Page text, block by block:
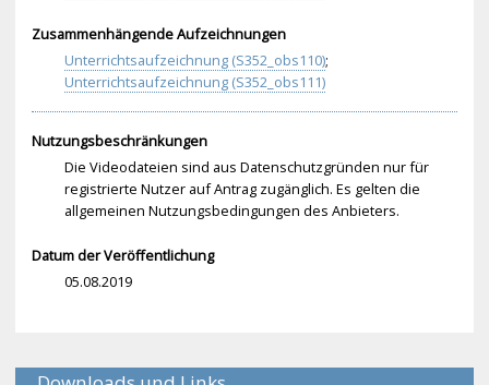
Zusammenhängende Aufzeichnungen
Unterrichtsaufzeichnung (S352_obs110);
Unterrichtsaufzeichnung (S352_obs111)
Nutzungsbeschränkungen
Die Videodateien sind aus Datenschutzgründen nur für
registrierte Nutzer auf Antrag zugänglich. Es gelten die
allgemeinen Nutzungsbedingungen des Anbieters.
Datum der Veröffentlichung
05.08.2019